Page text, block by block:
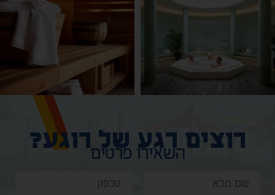
רוצים רגע של רוגע?
השאירו פרטים